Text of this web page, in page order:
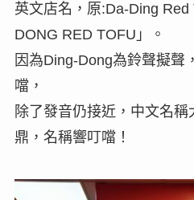
英文店名，原:Da-Ding
DONG RED TOFU」。
因為Ding-Dong為鈴聲擬聲
噹，
除了發音仍接近，中文名
鼎，名稱響叮噹！